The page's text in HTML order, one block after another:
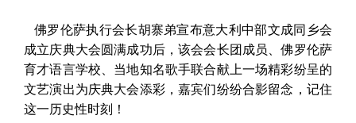
佛罗伦萨执行会长胡寨弟宣布意大利中部文成同乡会
成立庆典大会圆满成功后，该会会长团成员、佛罗伦萨
育才语言学校、当地知名歌手联合献上一场精彩纷呈的
文艺演出为庆典大会添彩，嘉宾们纷纷合影留念，记住
这一历史性时刻！